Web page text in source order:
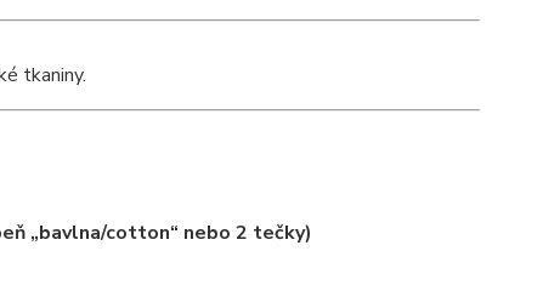
tkaniny.
„bavlna/cotton“ nebo 2 tečky)